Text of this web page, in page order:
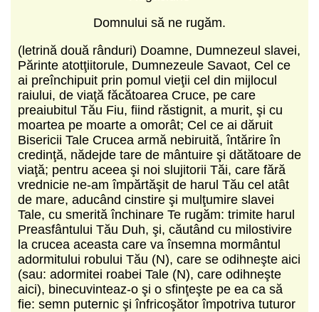
Domnului să ne rugăm.
(letrină două rânduri) Doamne, Dumnezeul slavei,
Părinte atotţiitorule, Dumnezeule Savaot, Cel ce
ai preînchipuit prin pomul vieţii cel din mijlocul
raiului, de viaţă făcătoarea Cruce, pe care
preaiubitul Tău Fiu, fiind răstignit, a murit, şi cu
moartea pe moarte a omorât; Cel ce ai dăruit
Bisericii Tale Crucea armă nebiruită, întărire în
credinţă, nădejde tare de mântuire şi dătătoare de
viaţă; pentru aceea şi noi slujitorii Tăi, care fără
vrednicie ne‑am împărtăşit de harul Tău cel atât
de mare, aducând cinstire şi mulţumire slavei
Tale, cu smerită închinare Te rugăm: trimite harul
Preasfântului Tău Duh, şi, căutând cu milostivire
la crucea aceasta care va însemna mormântul
adormitului robului Tău (N), care se odihneşte aici
(sau: adormitei roabei Tale (N), care odihneşte
aici), binecuvinteaz‑o şi o sfinţeşte pe ea ca să
fie: semn puternic şi înfricoşător împotriva tuturor